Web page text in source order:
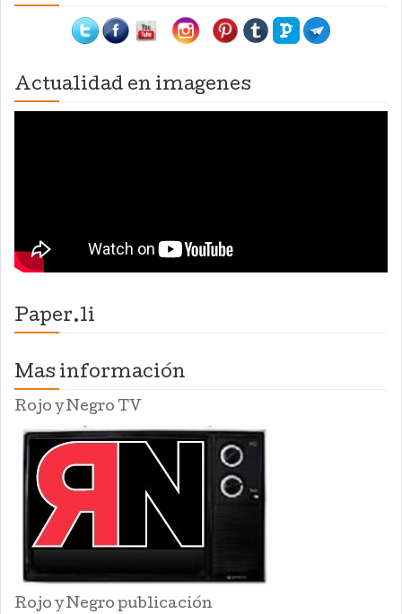
Actualidad en imagenes
Paper.li
Mas información
Rojo y Negro TV
Rojo y Negro publicación